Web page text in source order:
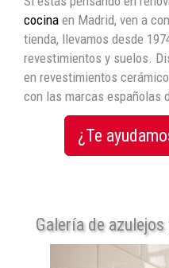
cocina en Madrid, ven a
tienda, llevamos desde
revestimientos y suelos.
en revestimientos
con las marcas españolas
¿Te
Galería de